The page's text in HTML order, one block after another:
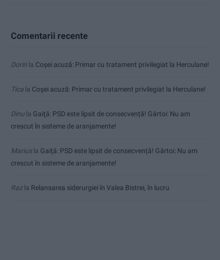
Comentarii recente
Dorin la Coșei acuză: Primar cu tratament privilegiat la Herculane!
Tica la Coșei acuză: Primar cu tratament privilegiat la Herculane!
Dinu la Gaiţă: PSD este lipsit de consecvență! Gârtoi: Nu am
crescut în sisteme de aranjamente!
Mariusla Gaiţă: PSD este lipsit de consecvență! Gârtoi: Nu am
crescut în sisteme de aranjamente!
Razla Relansarea siderurgiei în Valea Bistrei, în lucru